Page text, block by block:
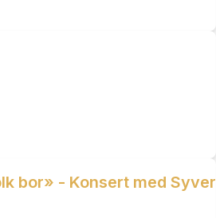
bor» - Konsert med Syver